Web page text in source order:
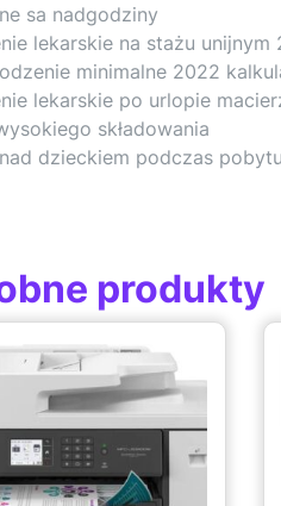
sa nadgodziny
lekarskie na stażu unijnym
minimalne 2022
lekarskie po urlopie
składowania
dzieckiem podczas
produkty